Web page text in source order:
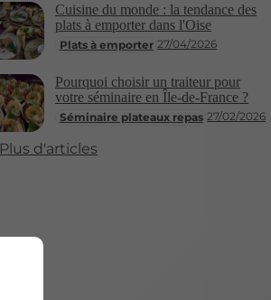
Plats à emporter 27/04/2026
Cuisine du monde : la tendance des
plats à emporter dans l'Oise
Séminaire plateaux repas 27/02/2026
Pourquoi choisir un traiteur pour
votre séminaire en Île-de-France ?
Plus d'articles